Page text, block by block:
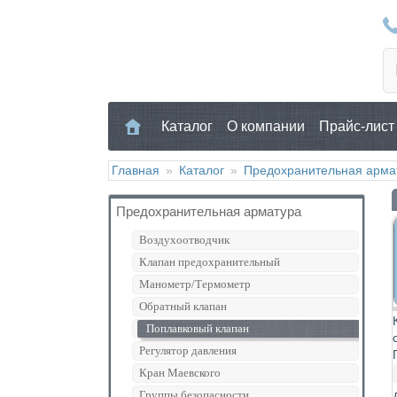
Каталог О компании Прайс-лист
Главная » Каталог » Предохранительная
Предохранительная арматура
Воздухоотводчик
Клапан предохранительный
Манометр/Термометр
Обратный клапан
Поплавковый клапан
Регулятор давления
Кран Маевского